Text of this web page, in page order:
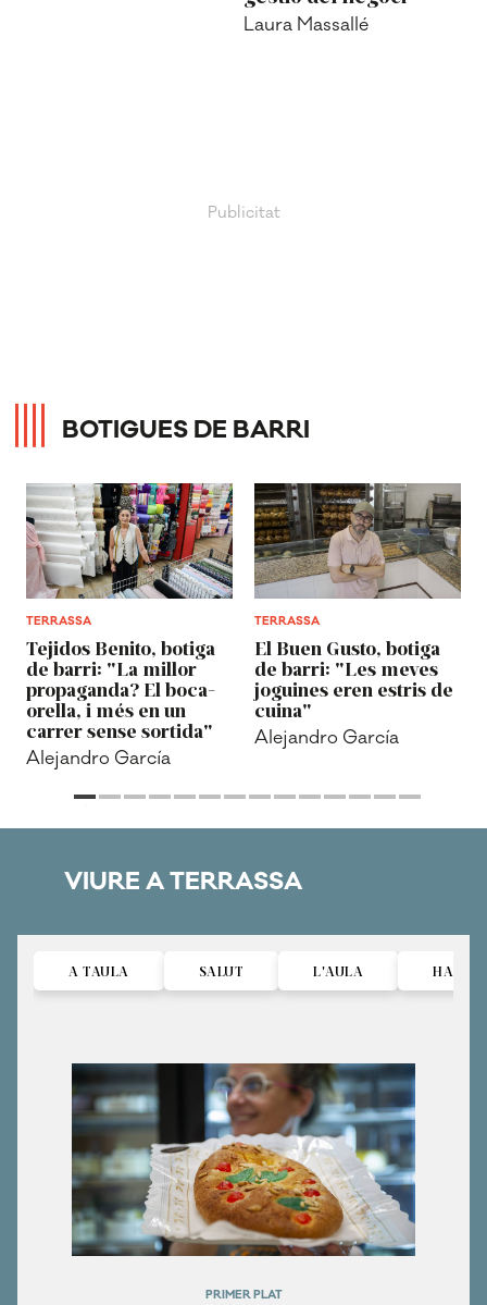
Laura Massallé
BOTIGUES DE BARRI
TERRASSA
Tejidos Benito, botiga
de barri: "La millor
propaganda? El boca-
orella, i més en un
carrer sense sortida"
Alejandro García
TERRASSA
El Buen Gusto, botiga
de barri: "Les meves
joguines eren estris de
cuina"
Alejandro García
VIURE A TERRASSA
A TAULA SALUT L'AULA
PRIMER PLAT